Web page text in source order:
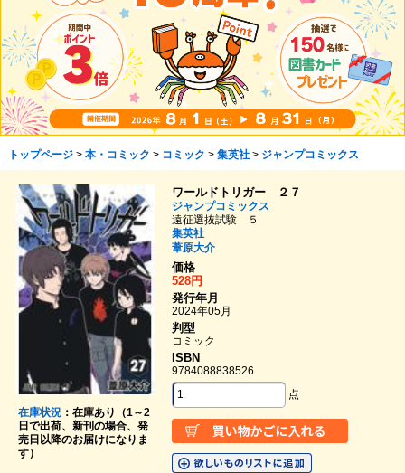
トップページ> 本・コミック > コミック > 集英社> ジャンプコミックス
在庫状況：在庫あり（1～2
日で出荷、新刊の場合、発
売日以降のお届けになりま
す）
ワールドトリガー ２７
ジャンプコミックス
遠征選抜試験 ５
集英社
葦原大介
価格
528円
発行年月
2024年05月
判型
コミック
ISBN
9784088838526
点